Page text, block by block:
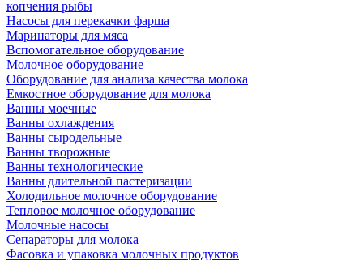
копчения рыбы
Насосы для перекачки фарша
Маринаторы для мяса
Вспомогательное оборудование
Молочное оборудование
Оборудование для анализа качества молока
Емкостное оборудование для молока
Ванны моечные
Ванны охлаждения
Ванны сыродельные
Ванны творожные
Ванны технологические
Ванны длительной пастеризации
Холодильное молочное оборудование
Тепловое молочное оборудование
Молочные насосы
Сепараторы для молока
Фасовка и упаковка молочных продуктов